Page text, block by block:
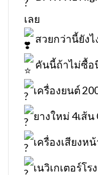
เลย
สวยกว่านี้ยัง
คันนี้ถ้าไม่ซื้อ
เครื่องยนต์
ยางใหม่ 4เส้น
เครื่องเสียงห
เนวิเกเตอร์โร